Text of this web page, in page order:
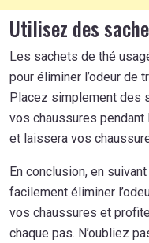
Utilisez des
Les sachets de thé
pour éliminer l’odeur de
Placez simplement des
vos chaussures pendant
et laissera vos
En conclusion, en
facilement éliminer
vos chaussures et
chaque pas. N’oubliez